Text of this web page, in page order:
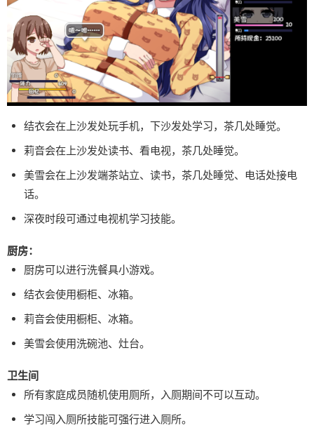
结衣会在上沙发处玩手机，下沙发处学习，茶几处睡觉。
莉音会在上沙发处读书、看电视，茶几处睡觉。
美雪会在上沙发端茶站立、读书，茶几处睡觉、电话处接电
话。
深夜时段可通过电视机学习技能。
厨房：
厨房可以进行洗餐具小游戏。
结衣会使用橱柜、冰箱。
莉音会使用橱柜、冰箱。
美雪会使用洗碗池、灶台。
卫生间
所有家庭成员随机使用厕所，入厕期间不可以互动。
学习闯入厕所技能可强行进入厕所。